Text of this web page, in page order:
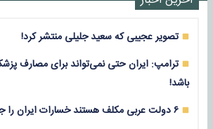
تصویر عجیبی که سعید جلیلی منتشر کرد!
ترامپ: ایران حتی نمی‌تواند برای مصارف
باشد!
۶ دولت عربی مکلف هستند خسارات ایران را جبران کنند